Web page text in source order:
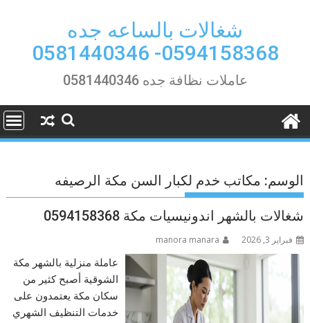
شغالات بالساعه جده
0594158368- 0581440346
عاملات نظافة جده 0581440346
الوسم: مكاتب خدم لكبار السن مكة الرصيفه
شغالات بالشهر اندونيسيات مكة 0594158368
فبراير 3, 2026 manora manara
عاملة منزلية بالشهر مكة
الشوقية أصبح كثير من
سكان مكة يعتمدون على
خدمات التنظيف الشهري